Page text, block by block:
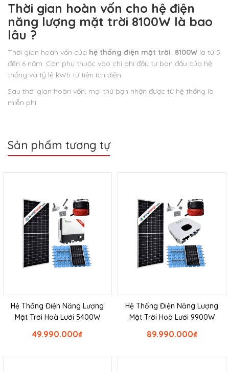
Thời gian hoàn vốn cho hệ điện
năng lượng mặt trời 8100W là bao
lâu ?
Thời gian hoàn vốn của hệ thống điện mặt trời 8100W là từ 5
đến 6 năm. Còn phụ thuộc vào chi phí đầu tư ban đầu của hệ
thống và tỷ lệ kWh từ tiện ích điện.
Sau thời gian hoàn vốn, mọi thứ bạn nhận được từ hệ thống là
miễn phí
Sản phẩm tương tự
Hệ Thống Điện Năng Lượng
Mặt Trời Hoà Lưới 5400W
₫
49.990.000
Hệ Thống Điện Năng Lượng
Mặt Trời Hoà Lưới 9900W
₫
89.990.000